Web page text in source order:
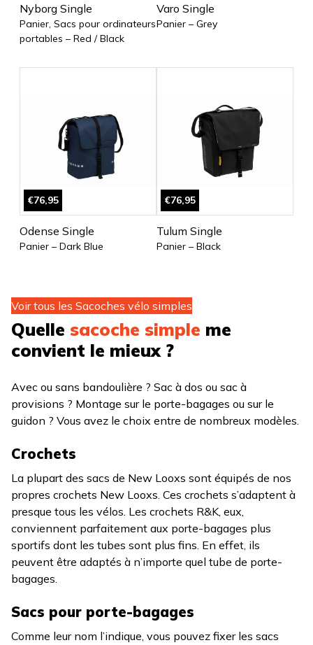
Nyborg Single
Panier, Sacs pour ordinateurs
portables – Red / Black
Varo Single
Panier – Grey
€76,95
Odense Single
Panier – Dark Blue
€76,95
Tulum Single
Panier – Black
Voir tous les Sacoches vélo simples
Quelle sacoche simple me
convient le mieux ?
Avec ou sans bandoulière ? Sac à dos ou sac à
provisions ? Montage sur le porte-bagages ou sur le
guidon ? Vous avez le choix entre de nombreux modèles.
Crochets
La plupart des sacs de New Looxs sont équipés de nos
propres crochets New Looxs. Ces crochets s’adaptent à
presque tous les vélos. Les crochets R&K, eux,
conviennent parfaitement aux porte-bagages plus
sportifs dont les tubes sont plus fins. En effet, ils
peuvent être adaptés à n’importe quel tube de porte-
bagages.
Sacs pour porte-bagages
Comme leur nom l’indique, vous pouvez fixer les sacs